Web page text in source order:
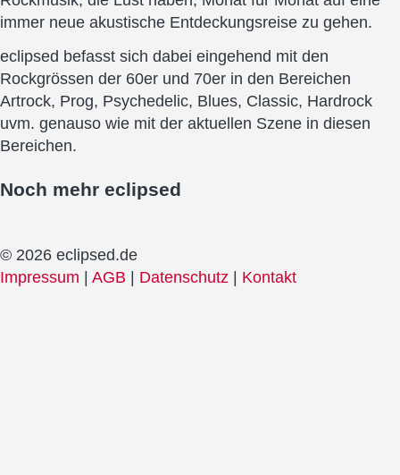
immer neue akustische Entdeckungsreise zu gehen.
eclipsed befasst sich dabei eingehend mit den
Rockgrössen der 60er und 70er in den Bereichen
Artrock, Prog, Psychedelic, Blues, Classic, Hardrock
uvm. genauso wie mit der aktuellen Szene in diesen
Bereichen.
Noch mehr eclipsed
© 2026 eclipsed.de
Impressum | AGB | Datenschutz | Kontakt